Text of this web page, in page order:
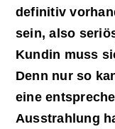
definitiv
sein, also
Kundin muss
Denn nur so
eine
Ausstrahlung